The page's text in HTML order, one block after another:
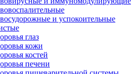
и успокоительные
глаз
кожи
костей
печени